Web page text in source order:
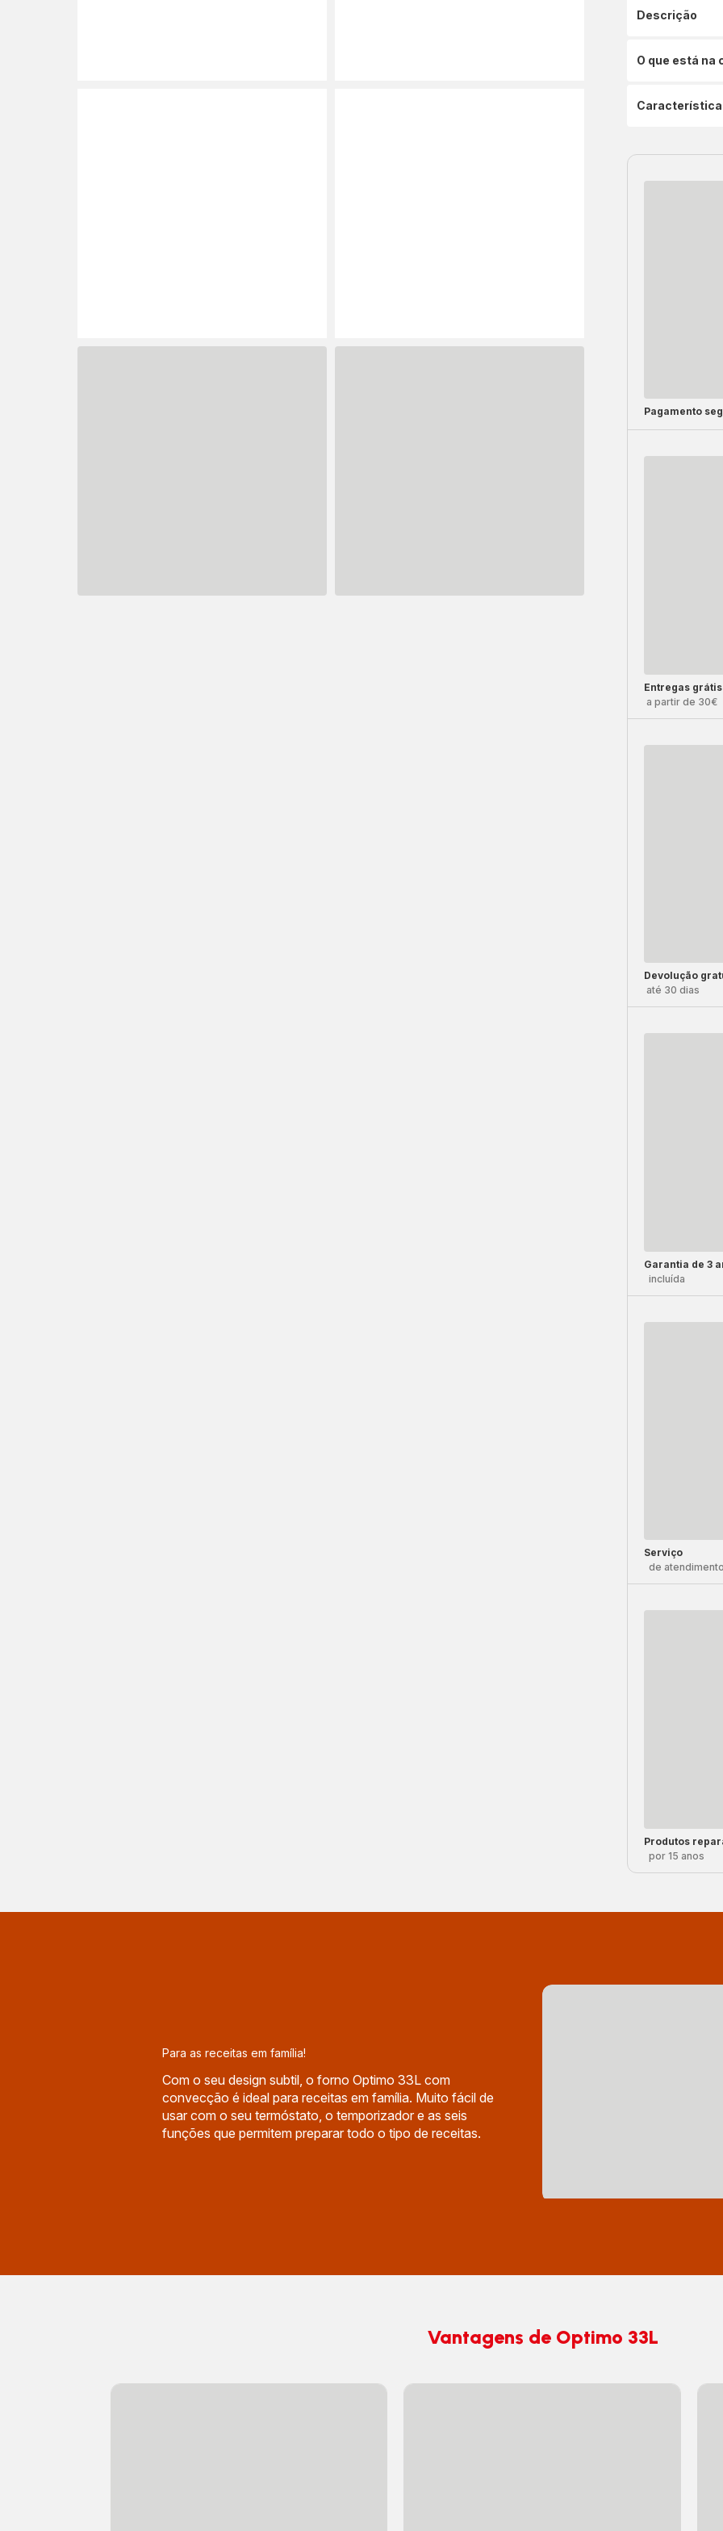
Descrição
O que está na
Pagamento
Entregas grátis
a partir de 30€
Devolução
até 30 dias
Garantia de 3
incluída
Serviço
de
Produtos
por 15 anos
Para as receitas em família!
Com o seu design subtil, o forno Optimo 33L com
convecção é ideal para receitas em família. Muito fácil de
usar com o seu termóstato, o temporizador e as seis
funções que permitem preparar todo o tipo de receitas.
Vantagens de Optimo 33L